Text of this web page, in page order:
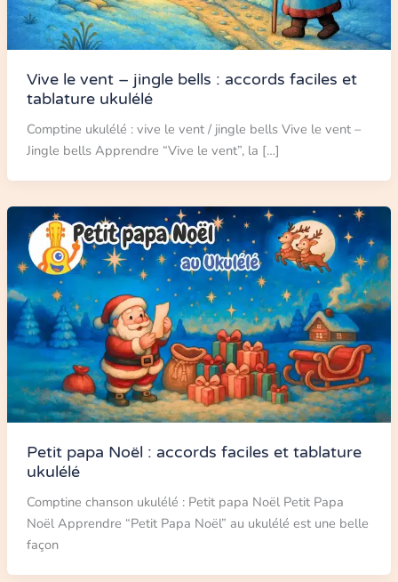
Vive le vent – jingle bells : accords faciles et
tablature ukulélé
Comptine ukulélé : vive le vent / jingle bells Vive le vent –
Jingle bells Apprendre “Vive le vent”, la […]
Petit papa Noël : accords faciles et tablature
ukulélé
Comptine chanson ukulélé : Petit papa Noël Petit Papa
Noël Apprendre “Petit Papa Noël” au ukulélé est une belle
façon